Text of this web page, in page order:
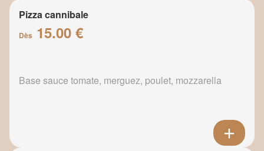
Pizza cannibale
Dès 15.00 €
Base sauce tomate, merguez, poulet, mozzarella